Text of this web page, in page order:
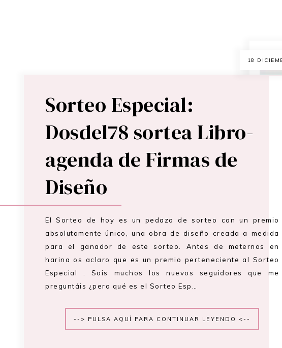
18
Sorteo Especial:
Dosdel78 sortea Libro-
agenda de Firmas de
Diseño
El Sorteo de hoy es un pedazo de sorteo con un premio
absolutamente único, una obra de diseño creada a medida
para el ganador de este sorteo. Antes de meternos en
harina os aclaro que es un premio perteneciente al Sorteo
Especial . Sois muchos los nuevos seguidores que me
preguntáis ¿pero qué es el Sorteo Esp…
--> PULSA AQUÍ PARA CONTINUAR LEYENDO <--